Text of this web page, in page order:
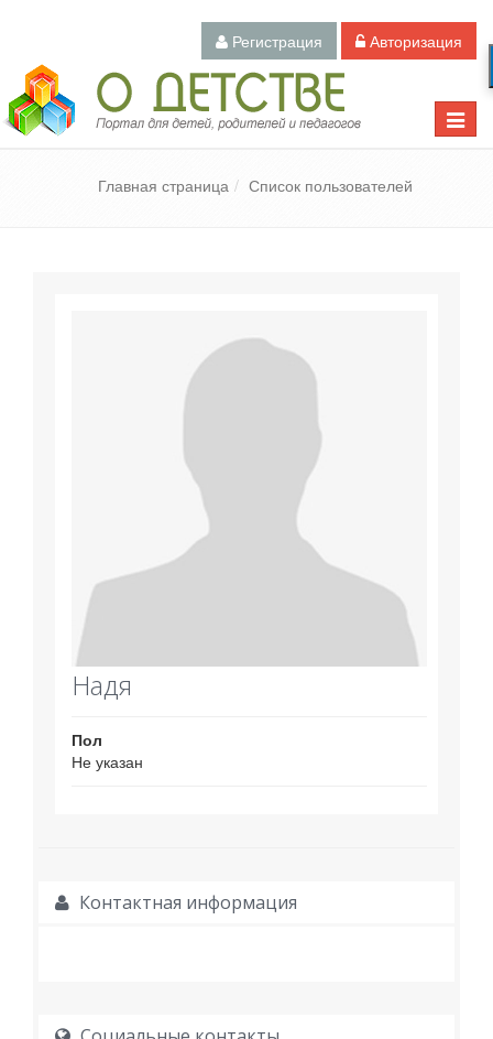
Регистрация Авторизация
Toggle
Педагогический портал «О детстве»
Главная страница Список пользователей
Надя
Пол
Не указан
Контактная информация